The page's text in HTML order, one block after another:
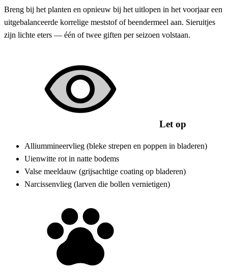
Breng bij het planten en opnieuw bij het uitlopen in het voorjaar een
uitgebalanceerde korrelige meststof of beendermeel aan. Sieruitjes
zijn lichte eters — één of twee giften per seizoen volstaan.
Let op
Alliummineervlieg (bleke strepen en poppen in bladeren)
Uienwitte rot in natte bodems
Valse meeldauw (grijsachtige coating op bladeren)
Narcissenvlieg (larven die bollen vernietigen)